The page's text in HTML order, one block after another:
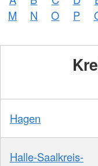
M
N O P
Hagen
Halle-Saalkreis-